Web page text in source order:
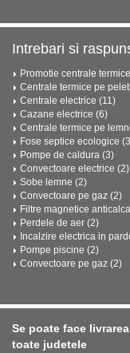
Intrebari si
Promotie centrale
Centrale termice pe
Centrale electrice (11)
Cazane electrice (6)
Centrale termice pe
Fose septice ecologice
Pompe de caldura (3)
Convectoare electrice (2)
Sobe lemne (2)
Convectoare pe gaz (2)
Filtre magnetice
Perdele de aer (2)
Incalzire electrica in
Pompe piscine (2)
Convectoare pe gaz (2)
Se poate face
toate judetele